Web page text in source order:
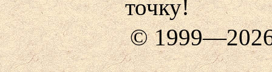
точку!
©